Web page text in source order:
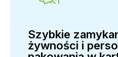
Szybkie
żywności i